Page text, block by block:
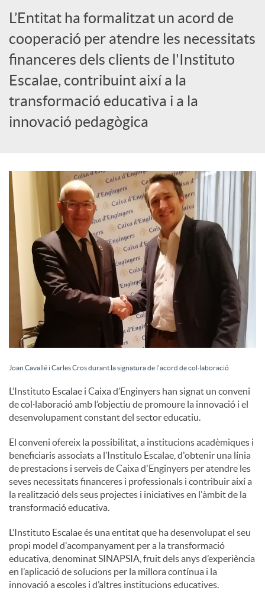
c
i
a
s
L’Entitat ha formalitzat un acord de
cooperació per atendre les necessitats
financeres dels clients de l'Instituto
Escalae, contribuint així a la
transformació educativa i a la
innovació pedagògica
Joan Cavallé i Carles Cros durant la signatura de l’acord de col·laboració
L’Instituto Escalae i Caixa d’Enginyers han signat un conveni
de col·laboració amb l’objectiu de promoure la innovació i el
desenvolupament constant del sector educatiu.
El conveni ofereix la possibilitat, a institucions acadèmiques i
beneficiaris associats a l’Institulo Escalae, d'obtenir una línia
de prestacions i serveis de Caixa d'Enginyers per atendre les
seves necessitats financeres i professionals i contribuir així a
la realització dels seus projectes i iniciatives en l'àmbit de la
transformació educativa.
L’Instituto Escalae és una entitat que ha desenvolupat el seu
propi model d'acompanyament per a la transformació
educativa, denominat SINAPSIA, fruit dels anys d’experiència
en l’aplicació de solucions per la millora contínua i la
innovació a escoles i d’altres institucions educatives.